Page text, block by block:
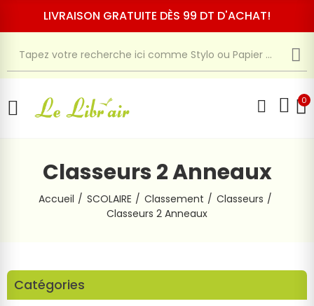
LIVRAISON GRATUITE DÈS 99 DT D'ACHAT!
0
Classeurs 2 Anneaux
Accueil SCOLAIRE Classement
Classeurs
Classeurs 2 Anneaux
Catégories